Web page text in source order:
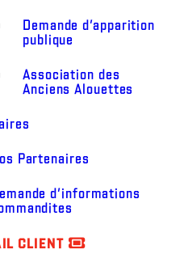
Demande d’apparition
publique
Association des
Anciens Alouettes
Partenaires
d’informations
CLIENT